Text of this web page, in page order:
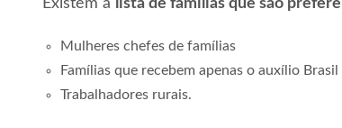
Existem a lista de famílias que são
Mulheres chefes de famílias
Famílias que recebem apenas o auxílio Brasil
Trabalhadores rurais.